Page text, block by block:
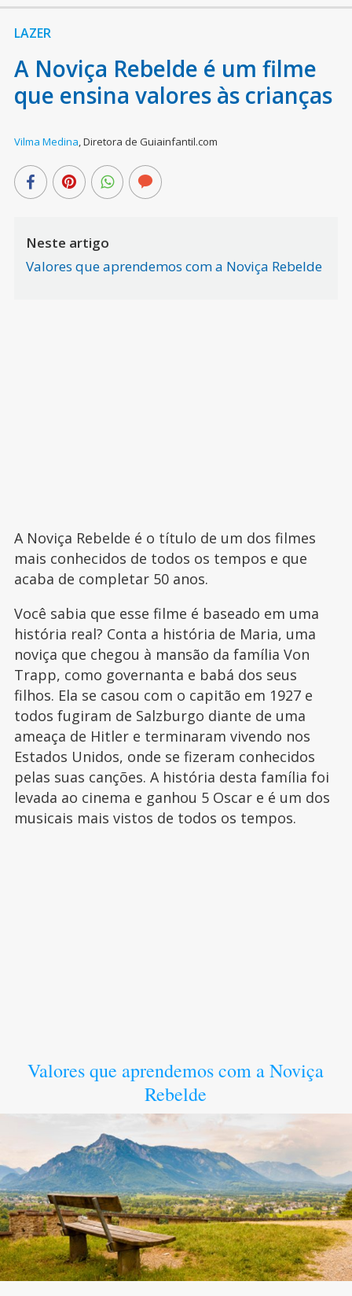
LAZER
A Noviça Rebelde é um filme
que ensina valores às crianças
Vilma Medina,Diretora de Guiainfantil.com
Neste artigo
Valores que aprendemos com a Noviça Rebelde
A Noviça Rebelde é o título de um dos filmes
mais conhecidos de todos os tempos e que
acaba de completar 50 anos.
Você sabia que esse filme é baseado em uma
história real? Conta a história de Maria, uma
noviça que chegou à mansão da família Von
Trapp, como governanta e babá dos seus
filhos. Ela se casou com o capitão em 1927 e
todos fugiram de Salzburgo diante de uma
ameaça de Hitler e terminaram vivendo nos
Estados Unidos, onde se fizeram conhecidos
pelas suas canções. A história desta família foi
levada ao cinema e ganhou 5 Oscar e é um dos
musicais mais vistos de todos os tempos.
Valores que aprendemos com a Noviça
Rebelde